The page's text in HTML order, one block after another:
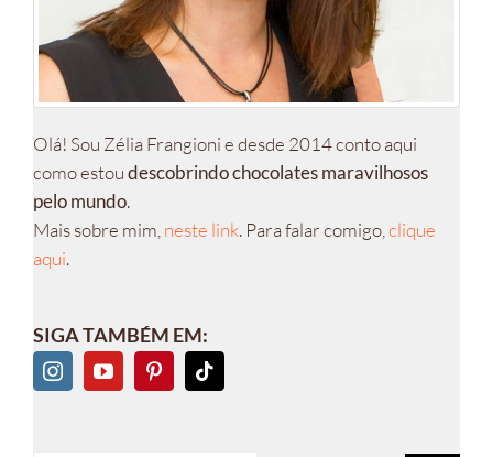
Olá! Sou Zélia Frangioni e desde 2014 conto aqui
como estoudescobrindo chocolates maravilhosos
pelo mundo.
Mais sobre mim, neste link. Para falar comigo, clique
aqui.
SIGA TAMBÉM EM: